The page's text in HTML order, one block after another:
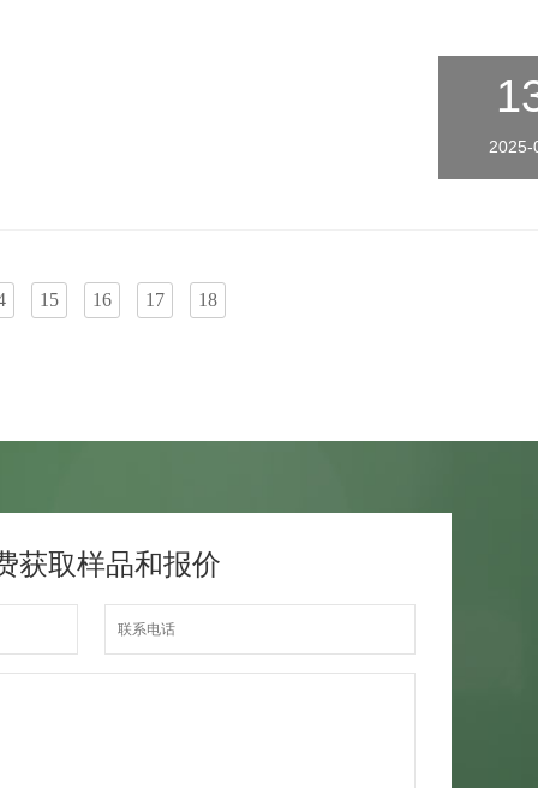
2025-
15 16 17 18
获取样品和报价